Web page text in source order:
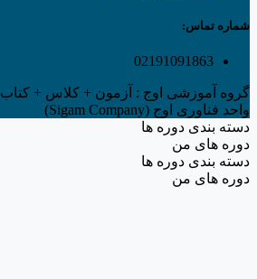
شماره تماس:
02191091863
گروه آموزشی اوج : آزمون + کلاس + کتاب
واحد فناوری اوج (Sigam Company)
دسته بندی دوره ها
دوره های من
دسته بندی دوره ها
دوره های من